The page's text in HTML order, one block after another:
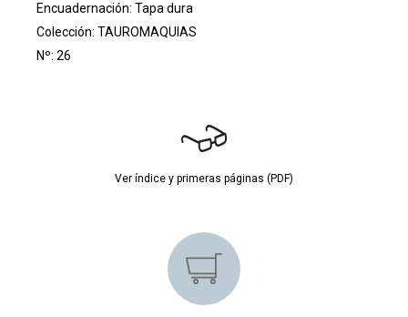
Encuadernación: Tapa dura
Colección: TAUROMAQUIAS
Nº: 26
Ver índice y primeras páginas (PDF)